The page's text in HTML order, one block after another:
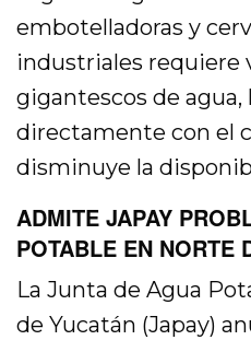
embotelladoras y
industriales requiere
gigantescos de
directamente con el
disminuye la
ADMITE JAPAY
POTABLE EN NORTE
La Junta de Agua
de Yucatán (Japay)